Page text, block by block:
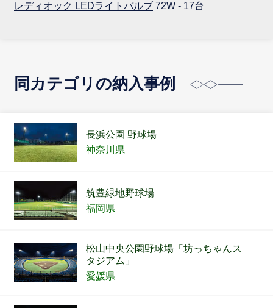
レディオック LEDライトバルブ 72W - 17台
同カテゴリの納入事例
長浜公園 野球場
神奈川県
筑豊緑地野球場
福岡県
松山中央公園野球場「坊っちゃんス
タジアム」
愛媛県